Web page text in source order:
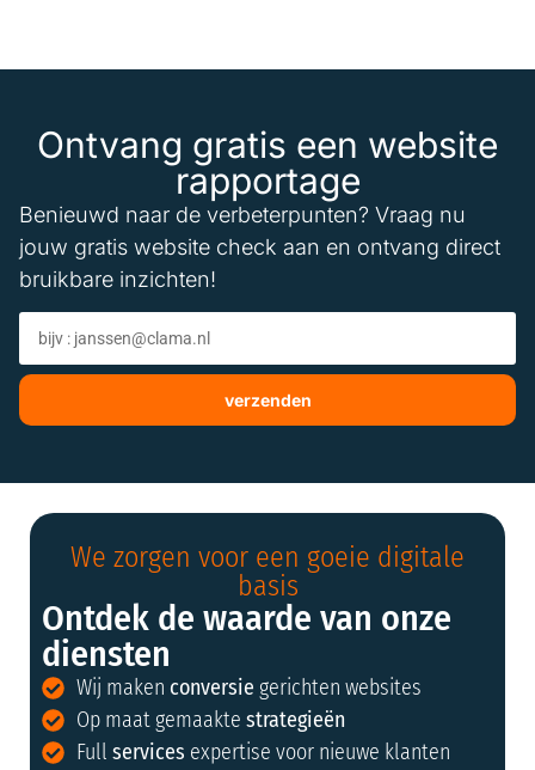
Ontvang gratis een website
rapportage
Benieuwd naar de verbeterpunten? Vraag nu
jouw gratis website check aan en ontvang direct
bruikbare inzichten!
verzenden
We zorgen voor een goeie digitale
basis
Ontdek de waarde van onze
diensten
Wij maken conversie gerichten websites
Op maat gemaakte strategieën
Full services expertise voor nieuwe klanten